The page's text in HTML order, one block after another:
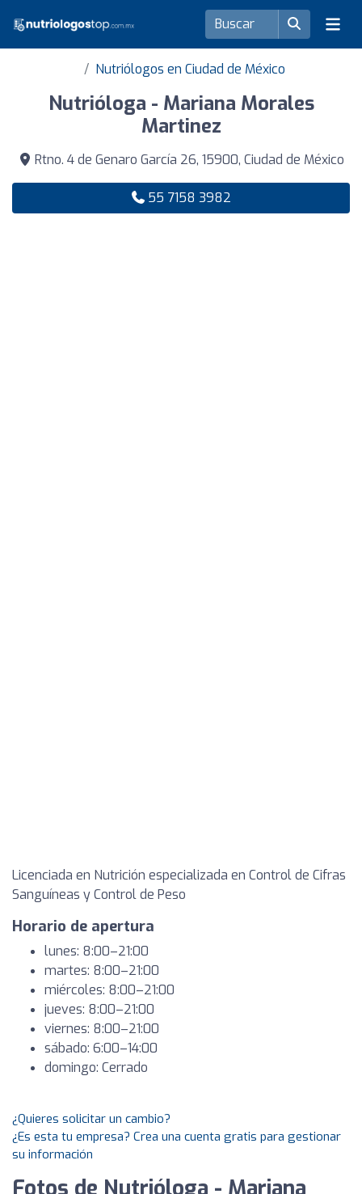
Nutriólogos en Ciudad de México
Nutrióloga - Mariana Morales
Martinez
Rtno. 4 de Genaro García 26, 15900, Ciudad de México
55 7158 3982
Licenciada en Nutrición especializada en Control de Cifras
Sanguíneas y Control de Peso
Horario de apertura
lunes: 8:00–21:00
martes: 8:00–21:00
miércoles: 8:00–21:00
jueves: 8:00–21:00
viernes: 8:00–21:00
sábado: 6:00–14:00
domingo: Cerrado
¿Quieres solicitar un cambio?
¿Es esta tu empresa? Crea una cuenta gratis para gestionar
su información